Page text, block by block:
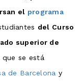
el programa
del Curso
superior de
que se está
de Barcelona y